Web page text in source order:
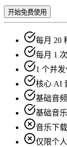
开始免费使用
每月 20
每月 1
1 个并
核心 AI
基础音
基础音
音乐下载
仅限个